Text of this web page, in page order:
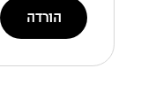
הורדה